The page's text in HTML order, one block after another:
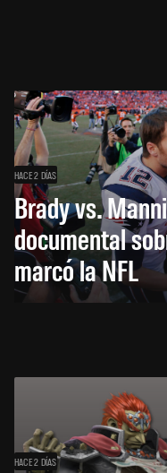
HACE 2 DÍAS
Brady vs.
documental
marcó la NFL
HACE 2 DÍAS